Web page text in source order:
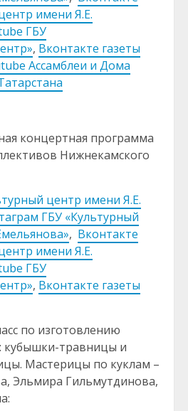
имени Я.Е.
ГБУ
, Вконтакте газеты
Ассамблеи и Дома
концертная программа
Нижнекамского
центр имени Я.Е.
ГБУ «Культурный
, Вконтакте
имени Я.Е.
ГБУ
, Вконтакте газеты
по изготовлению
кубышки-травницы и
Мастерицы по куклам –
Эльмира Гильмутдинова,